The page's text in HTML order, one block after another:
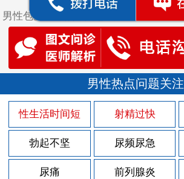
男性不割包皮的坏处
男性包皮长为什么会影响夫妻生活
包皮上长一堆小疙瘩
包皮上有红色的斑块
男人该怎样做好前列腺炎的护理
男人得了前列腺炎有什么征兆？
男性前列腺炎的后果
男性热点问题关注
性生活时间短 射精过快
勃起不坚 尿频尿急
尿痛 前列腺炎